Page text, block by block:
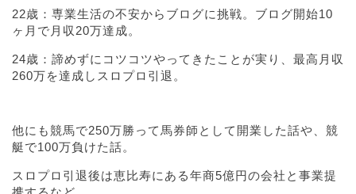
22歳：専業生活の不安からブログに挑戦。ブログ開始10
ヶ月で月収20万達成。
24歳：諦めずにコツコツやってきたことが実り、最高月収
260万を達成しスロプロ引退。
他にも競馬で250万勝って馬券師として開業した話や、競
艇で100万負けた話。
スロプロ引退後は恵比寿にある年商5億円の会社と事業提